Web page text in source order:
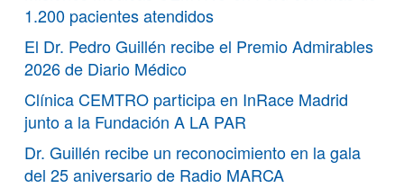
1.200 pacientes atendidos
El Dr. Pedro Guillén recibe el Premio Admirables
2026 de Diario Médico
Clínica CEMTRO participa en InRace Madrid
junto a la Fundación A LA PAR
Dr. Guillén recibe un reconocimiento en la gala
del 25 aniversario de Radio MARCA